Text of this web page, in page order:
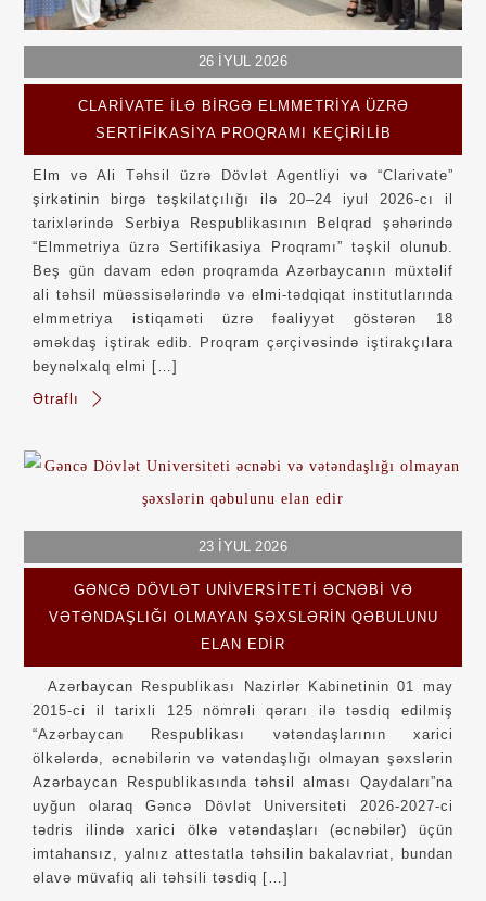
26 İYUL 2026
CLARIVATE ILƏ BIRGƏ ELMMETRIYA ÜZRƏ
SERTIFIKASIYA PROQRAMI KEÇIRILIB
Elm və Ali Təhsil üzrə Dövlət Agentliyi və “Clarivate”
şirkətinin birgə təşkilatçılığı ilə 20–24 iyul 2026-cı il
tarixlərində Serbiya Respublikasının Belqrad şəhərində
“Elmmetriya üzrə Sertifikasiya Proqramı” təşkil olunub.
Beş gün davam edən proqramda Azərbaycanın müxtəlif
ali təhsil müəssisələrində və elmi-tədqiqat institutlarında
elmmetriya istiqaməti üzrə fəaliyyət göstərən 18
əməkdaş iştirak edib. Proqram çərçivəsində iştirakçılara
beynəlxalq elmi […]
Ətraflı
23 İYUL 2026
GƏNCƏ DÖVLƏT UNIVERSITETI ƏCNƏBI VƏ
VƏTƏNDAŞLIĞI OLMAYAN ŞƏXSLƏRIN QƏBULUNU
ELAN EDIR
Azərbaycan Respublikası Nazirlər Kabinetinin 01 may
2015-ci il tarixli 125 nömrəli qərarı ilə təsdiq edilmiş
“Azərbaycan Respublikası vətəndaşlarının xarici
ölkələrdə, əcnəbilərin və vətəndaşlığı olmayan şəxslərin
Azərbaycan Respublikasında təhsil alması Qaydaları”na
uyğun olaraq Gəncə Dövlət Universiteti 2026-2027-ci
tədris ilində xarici ölkə vətəndaşları (əcnəbilər) üçün
imtahansız, yalnız attestatla təhsilin bakalavriat, bundan
əlavə müvafiq ali təhsili təsdiq […]